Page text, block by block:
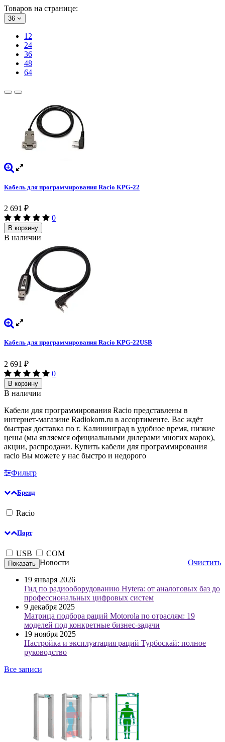
Товаров на странице:
36
12
24
36
48
64
Кабель для программирования Racio KPG-22
2 691 ₽
0
В корзину
В наличии
Кабель для программирования Racio KPG-22USB
2 691 ₽
0
В корзину
В наличии
Кабели для программирования Racio представлены в
интернет-магазине Radiokom.ru в ассортименте. Вас ждёт
быстрая доставка по г. Калининград в удобное время, низкие
цены (мы являемся официальными дилерами многих марок),
акции, распродажи. Купить кабели для программирования
racio Вы можете у нас быстро и недорого
Фильтр
Бренд
Racio
Порт
USB
COM
Очистить
Новости
19 января 2026
Гид по радиооборудованию Hytera: от аналоговых баз до
профессиональных цифровых систем
9 декабря 2025
Матрица подбора раций Motorola по отраслям: 19
моделей под конкретные бизнес-задачи
19 ноября 2025
Настройка и эксплуатация раций Турбоскай: полное
руководство
Все записи